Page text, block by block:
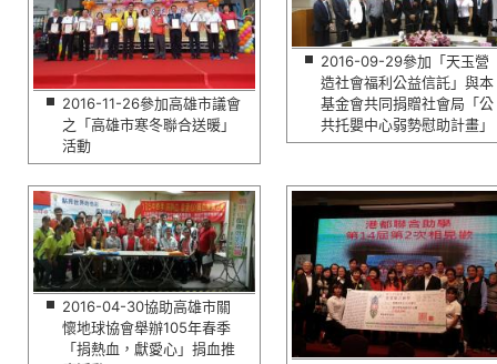
2016-11-26參加高雄市議會
之「高雄市寒冬聯合送暖」
活動
2016-09-29參加「天玉營
造社會福利公益信託」與本
基金會共同捐贈社會局「公
共托嬰中心弱勢慰助計畫」
2016-04-30協助高雄市關
懷地球協會舉辦105年春季
「捐熱血，獻愛心」捐血推